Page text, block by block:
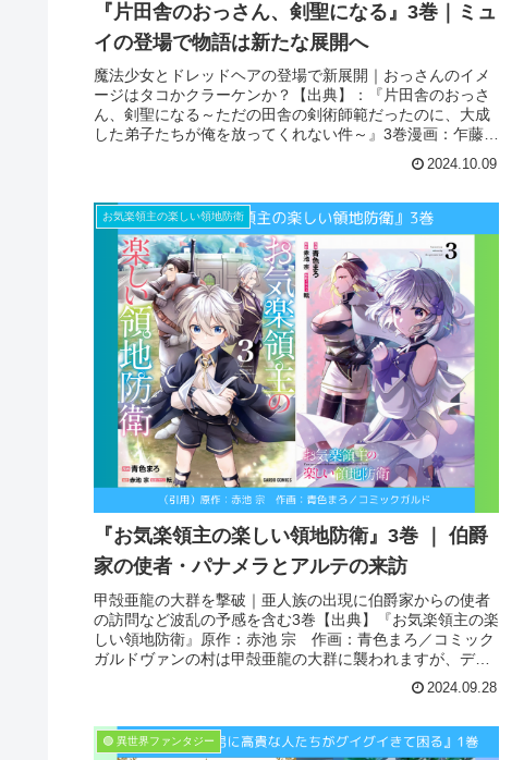
『片田舎のおっさん、剣聖になる』3巻｜ミュ
イの登場で物語は新たな展開へ
魔法少女とドレッドヘアの登場で新展開｜おっさんのイメ
ージはタコかクラーケンか？【出典】：『片田舎のおっさ
ん、剣聖になる～ただの田舎の剣術師範だったのに、大成
した弟子たちが俺を放ってくれない件～』3巻漫画：乍藤和
2024.10.09
お気楽領主の楽しい領地防衛
『お気楽領主の楽しい領地防衛』3巻 ｜ 伯爵
家の使者・パナメラとアルテの来訪
甲殻亜龍の大群を撃破｜亜人族の出現に伯爵家からの使者
の訪問など波乱の予感を含む3巻【出典】『お気楽領主の楽
しい領地防衛』原作：赤池 宗 作画：青色まろ／コミック
ガルドヴァンの村は甲殻亜龍の大群に襲われますが、ディ
2024.09.28
🟢 異世界ファンタジー